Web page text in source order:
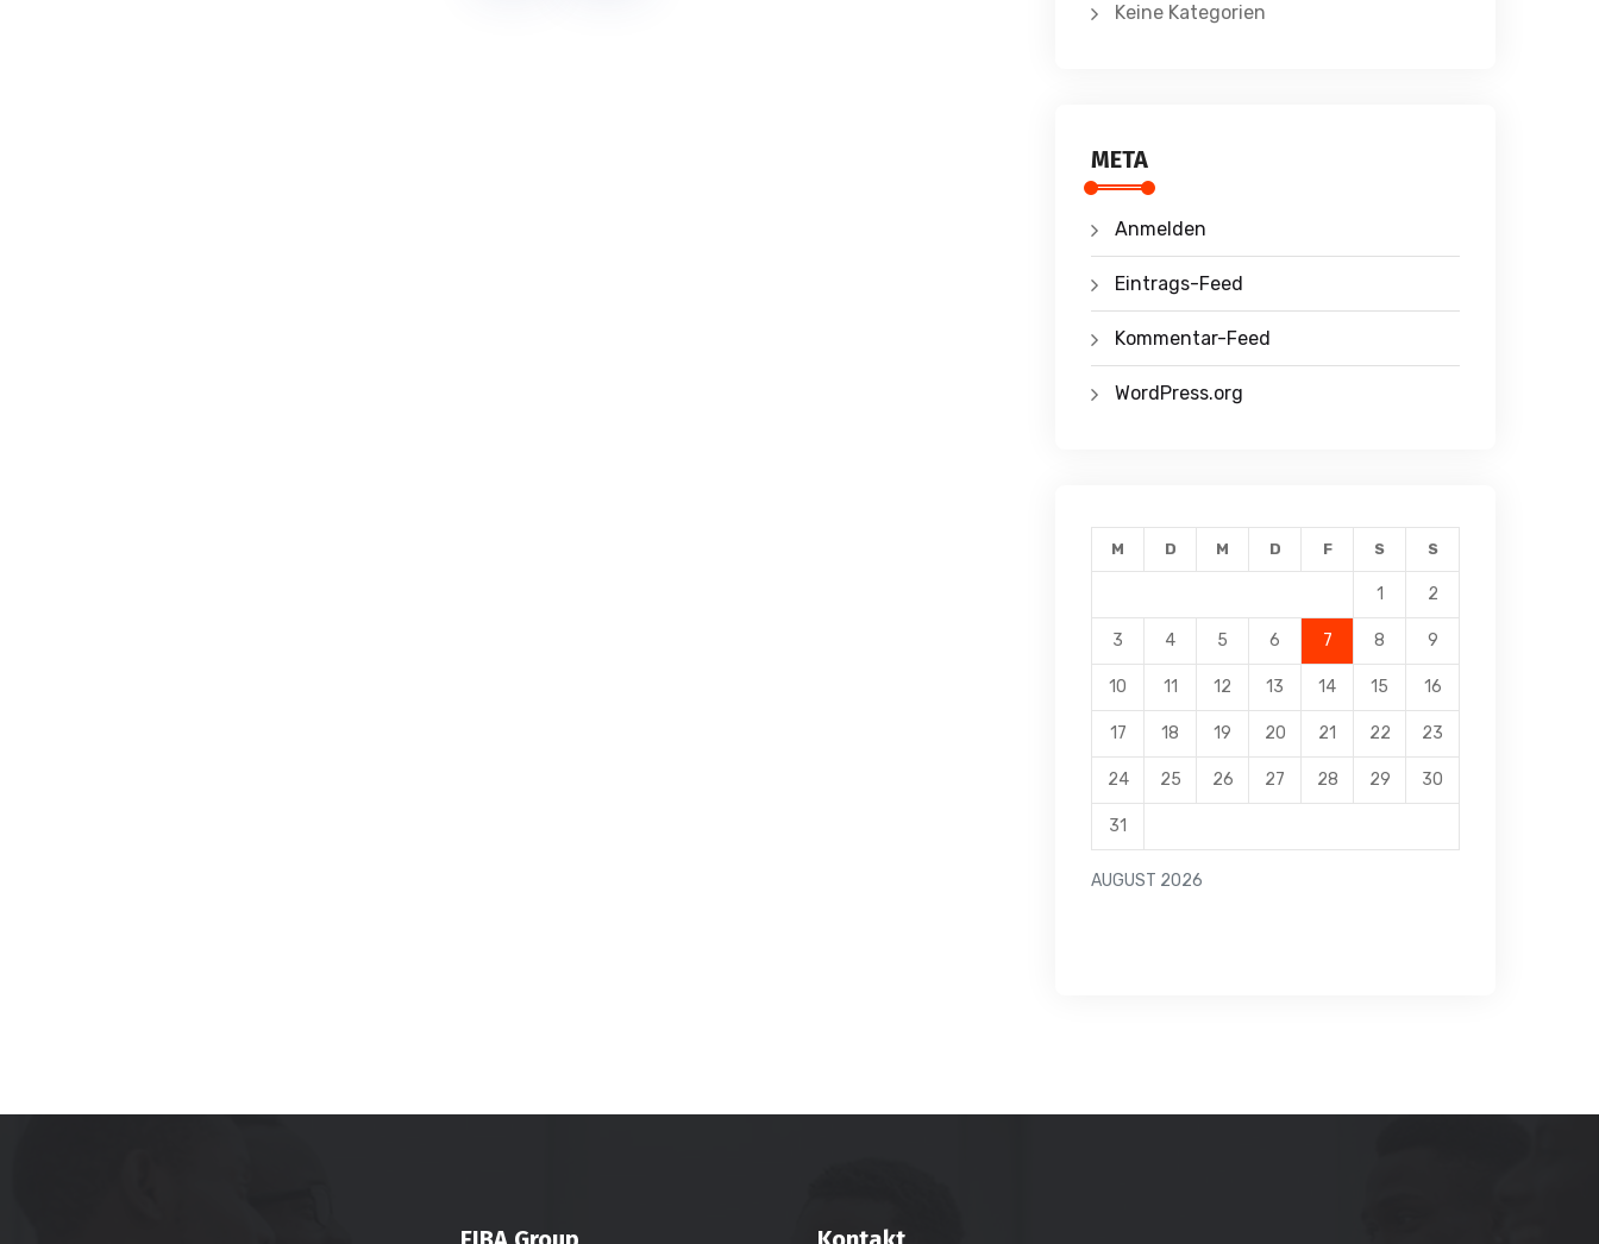
Keine Kategorien
META
Anmelden
Eintrags-Feed
Kommentar-Feed
WordPress.org
AUGUST 2026
M D M D F S S
1 2
3 4 5 6 7 8 9
10 11 12 13 14 15 16
17 18 19 20 21 22 23
24 25 26 27 28 29 30
31